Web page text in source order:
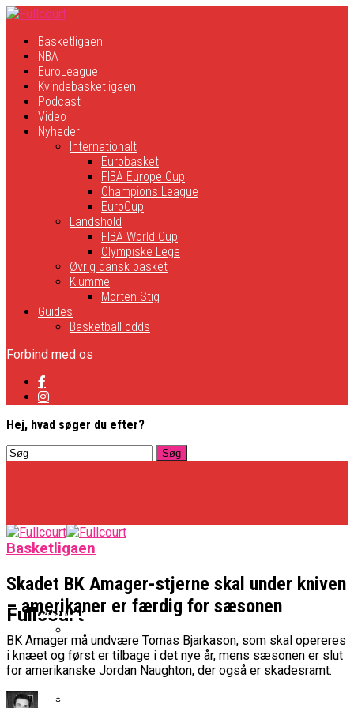
Basketligaen
NBA
EuroLeague
Kvindebasketligaen
Podcast
Video
Nyheder
Internationalt
Eurobasket
FIBA Europe Cup
Champions League
EuroCup
Landshold
FIBA World Cup
Olympiske Lege
Øvrig dansk basket
Klumme
Morten Stig
Guides
Basketball odds
Forbind med os
Hej, hvad søger du efter?
Fullcourt
Basketligaen
Officielt: Vejen Gafler Dansker Hos Rabbits
NBA
Basketligaen
Skadet BK Amager-stjerne skal under kniven
– amerikaner er færdig for sæsonen
BK Amager må undvære Tomas Bjarkason, som skal opereres
i knæet og først er tilbage i det nye år, mens sæsonen er slut
for amerikanske Jordan Naughton, der også er skadesramt.